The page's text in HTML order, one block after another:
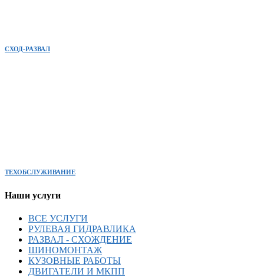
СХОД-РАЗВАЛ
ТЕХОБСЛУЖИВАНИЕ
Наши услуги
ВСЕ УСЛУГИ
РУЛЕВАЯ ГИДРАВЛИКА
РАЗВАЛ - СХОЖДЕНИЕ
ШИНОМОНТАЖ
КУЗОВНЫЕ РАБОТЫ
ДВИГАТЕЛИ И МКПП